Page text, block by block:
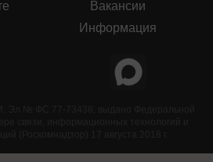
Вакансии
Информация
Эл № ФС 77-73438, выдано Федеральной
связи, информационных технологий и
(Роскомнадзор) 17 августа 2018 г.